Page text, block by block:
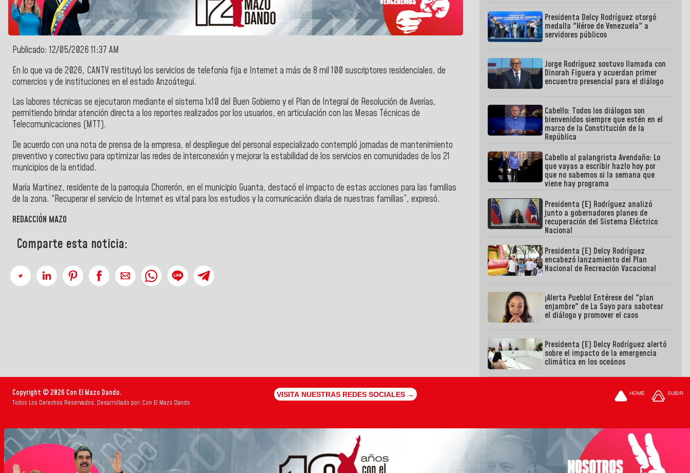
Publicado: 12/05/2026 11:37 AM
En lo que va de 2026, CANTV restituyó los servicios de telefonía fija e Internet a más de 8 mil 100 suscriptores residenciales, de
comercios y de instituciones en el estado Anzoátegui.
Las labores técnicas se ejecutaron mediante el sistema 1x10 del Buen Gobierno y el Plan de Integral de Resolución de Averías,
permitiendo brindar atención directa a los reportes realizados por los usuarios, en articulación con las Mesas Técnicas de
Telecomunicaciones (MTT).
De acuerdo con una nota de prensa de la empresa, el despliegue del personal especializado contempló jornadas de mantenimiento
preventivo y correctivo para optimizar las redes de interconexión y mejorar la estabilidad de los servicios en comunidades de los 21
municipios de la entidad.
María Martínez, residente de la parroquia Chorrerón, en el municipio Guanta, destacó el impacto de estas acciones para las familias
de la zona. “Recuperar el servicio de Internet es vital para los estudios y la comunicación diaria de nuestras familias”, expresó.
REDACCIÓN MAZO
Comparte esta noticia:
Presidenta Delcy Rodríguez otorgó
medalla "Héroe de Venezuela" a
servidores públicos
Jorge Rodríguez sostuvo llamada con
Dinorah Figuera y acuerdan primer
encuentro presencial para el diálogo
Cabello: Todos los diálogos son
bienvenidos siempre que estén en el
marco de la Constitución de la
República
Cabello al palangrista Avendaño: Lo
que vayas a escribir hazlo hoy por
que no sabemos si la semana que
viene hay programa
Presidenta (E) Rodríguez analizó
junto a gobernadores planes de
recuperación del Sistema Eléctrico
Nacional
Presidenta (E) Delcy Rodríguez
encabezó lanzamiento del Plan
Nacional de Recreación Vacacional
¡Alerta Pueblo! Entérese del "plan
enjambre" de La Sayo para sabotear
el diálogo y promover el caos
Presidenta (E) Delcy Rodríguez alertó
sobre el impacto de la emergencia
climática en los oceános
Copyright © 2026 Con El Mazo Dando.
Todos Los Derechos Reservados. Desarrollado por: Con El Mazo Dando
VISITA NUESTRAS REDES SOCIALES → HOME SUBIR